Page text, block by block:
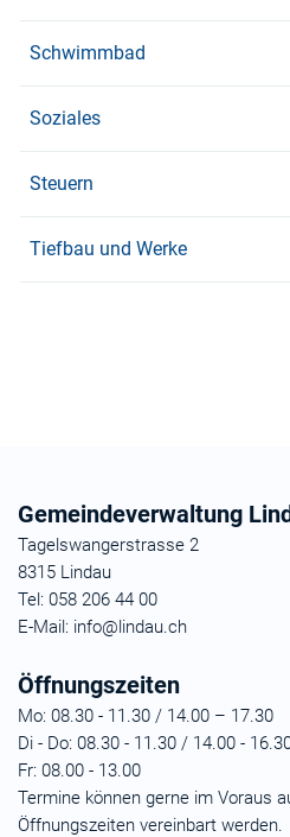
Schwimmbad
Soziales
Steuern
Tiefbau und Werke
Gemeindeverwaltung
Tagelswangerstrasse 2
8315 Lindau
Tel: 058 206 44 00
E-Mail: info@lindau.ch
Öffnungszeiten
Mo: 08.30 - 11.30 / 14.00 – 17.30
Di - Do: 08.30 - 11.30 / 14.00 -
Fr: 08.00 - 13.00
Termine können gerne im Voraus
Öffnungszeiten vereinbart werden.